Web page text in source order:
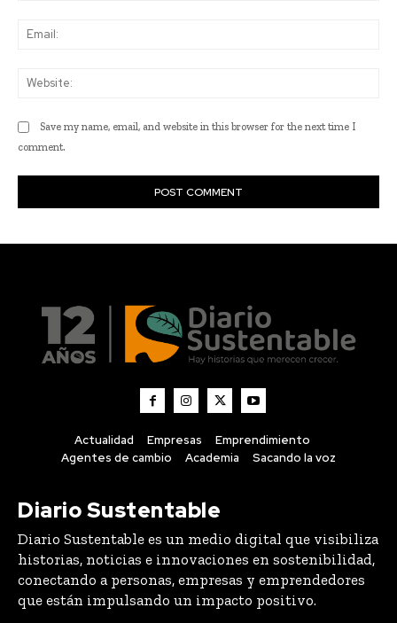
Actualidad Empresas
Emprendimiento
Agentes de cambio
Academia Sacando la voz
Diario Sustentable
Diario Sustentable es un medio digital que visibiliza
historias, noticias e innovaciones en sostenibilidad,
conectando a personas, empresas y emprendedores
que están impulsando un impacto positivo.